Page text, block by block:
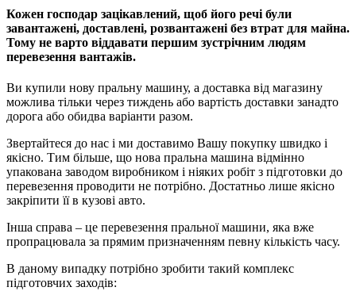
Кожен господар зацікавлений, щоб його речі були
завантажені, доставлені, розвантажені без втрат для майна.
Тому не варто віддавати першим зустрічним людям
перевезення вантажів.
Ви купили нову пральну машину, а доставка від магазину
можлива тільки через тиждень або вартість доставки занадто
дорога або обидва варіанти разом.
Звертайтеся до нас і ми доставимо Вашу покупку швидко і
якісно. Тим більше, що нова пральна машина відмінно
упакована заводом виробником і ніяких робіт з підготовки до
перевезення проводити не потрібно. Достатньо лише якісно
закріпити її в кузові авто.
Інша справа – це перевезення пральної машини, яка вже
пропрацювала за прямим призначенням певну кількість часу.
В даному випадку потрібно зробити такий комплекс
підготовчих заходів: